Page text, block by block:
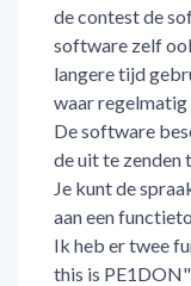
de contest de
software zelf
langere tijd
waar regelmatig
De software
de uit te zenden
Je kunt de
aan een
Ik heb er twee
this is